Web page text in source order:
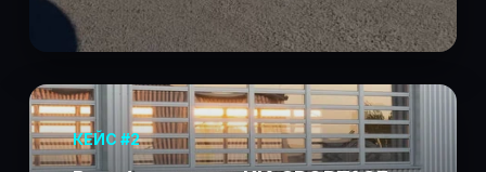
КЕЙС #2